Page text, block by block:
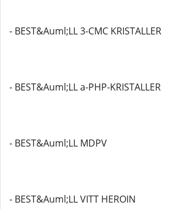
- BEST&Auml;LL 3-CMC KRISTALLER
- BEST&Auml;LL a-PHP-KRISTALLER
- BEST&Auml;LL MDPV
- BEST&Auml;LL VITT HEROIN